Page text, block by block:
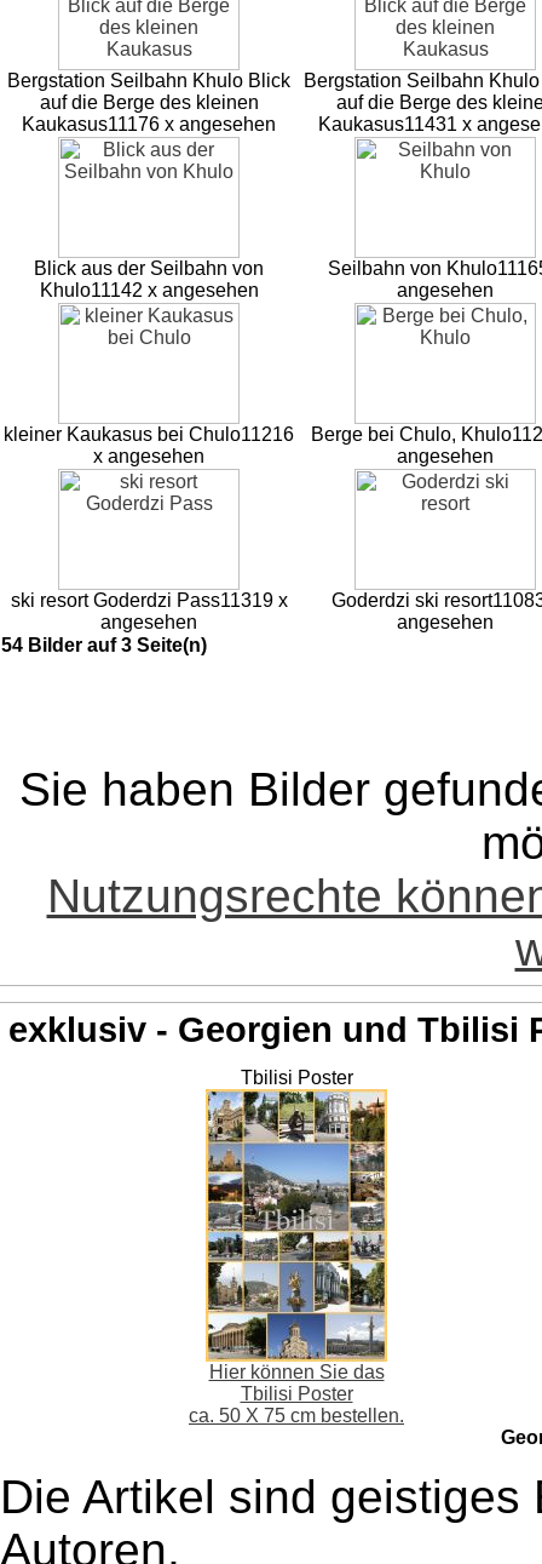
Bergstation Seilbahn Khulo Blick
auf die Berge des kleinen
Kaukasus11176 x angesehen
Bergstation Seilbahn
auf die Berge des
Kaukasus11431 x
Blick aus der Seilbahn von
Khulo11142 x angesehen
Seilbahn von Khulo
angesehen
kleiner Kaukasus bei Chulo11216
x angesehen
Berge bei Chulo, Khulo
angesehen
ski resort Goderdzi Pass11319 x
angesehen
Goderdzi ski resort
angesehen
54 Bilder auf 3 Seite(n)
Sie haben Bilder
Nutzungsrechte
exklusiv - Georgien und Tbilisi
Tbilisi Poster
Hier können Sie das
Tbilisi Poster
ca. 50 X 75 cm bestellen.
Die Artikel sind
Autoren,